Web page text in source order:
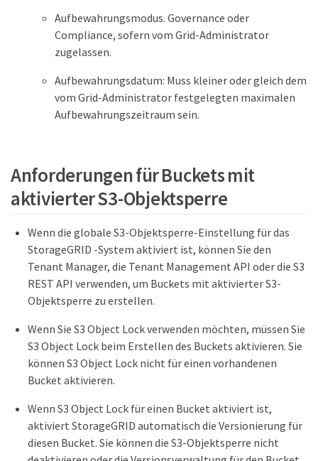
Aufbewahrungsmodus. Governance oder
Compliance, sofern vom Grid-Administrator
zugelassen.
Aufbewahrungsdatum: Muss kleiner oder gleich dem
vom Grid-Administrator festgelegten maximalen
Aufbewahrungszeitraum sein.
Anforderungen für Buckets mit
aktivierter S3-Objektsperre
Wenn die globale S3-Objektsperre-Einstellung für das
StorageGRID -System aktiviert ist, können Sie den
Tenant Manager, die Tenant Management API oder die S3
REST API verwenden, um Buckets mit aktivierter S3-
Objektsperre zu erstellen.
Wenn Sie S3 Object Lock verwenden möchten, müssen Sie
S3 Object Lock beim Erstellen des Buckets aktivieren. Sie
können S3 Object Lock nicht für einen vorhandenen
Bucket aktivieren.
Wenn S3 Object Lock für einen Bucket aktiviert ist,
aktiviert StorageGRID automatisch die Versionierung für
diesen Bucket. Sie können die S3-Objektsperre nicht